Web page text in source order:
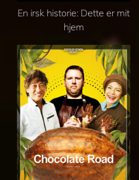
En irsk historie: Dette er mit
hjem